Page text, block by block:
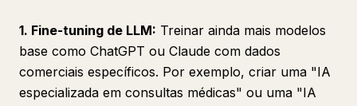
1. Fine-tuning de LLM: Treinar ainda mais modelos
base como ChatGPT ou Claude com dados
comerciais específicos. Por exemplo, criar uma "IA
especializada em consultas médicas" ou uma "IA